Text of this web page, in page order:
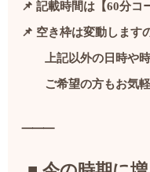
📌 記載時間は【60分コ
📌 空き枠は変動します
上記以外の日時や時
ご希望の方もお気軽
⸻